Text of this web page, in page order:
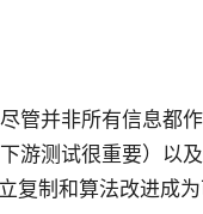
管并非所有信息都
游测试很重要）以
制和算法改进成